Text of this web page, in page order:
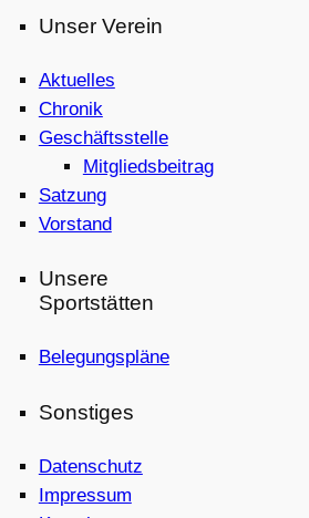
Unser Verein
Aktuelles
Chronik
Geschäftsstelle
Mitgliedsbeitrag
Satzung
Vorstand
Unsere
Sportstätten
Belegungspläne
Sonstiges
Datenschutz
Impressum